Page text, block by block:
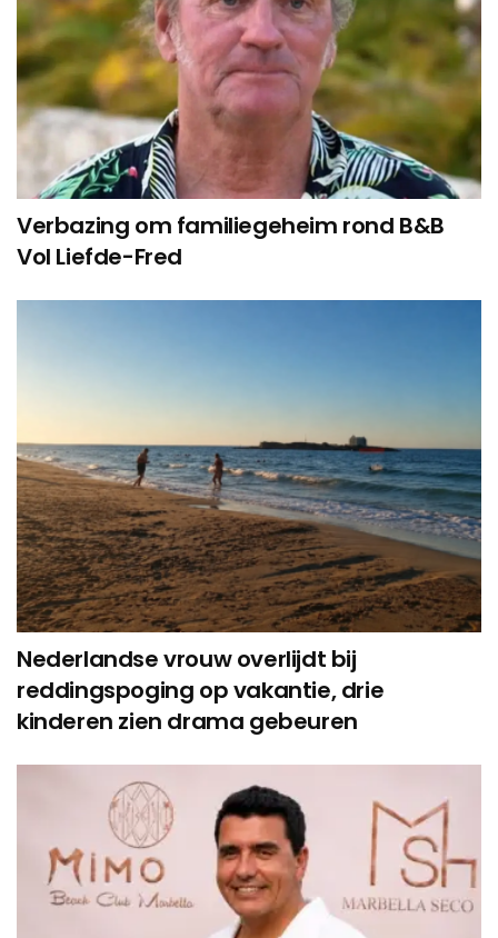
Verbazing om familiegeheim rond B&B
Vol Liefde-Fred
Nederlandse vrouw overlijdt bij
reddingspoging op vakantie, drie
kinderen zien drama gebeuren